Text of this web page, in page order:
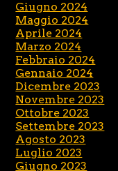
Giugno 2024
Maggio 2024
Aprile 2024
Marzo 2024
Febbraio 2024
Gennaio 2024
Dicembre 2023
Novembre 2023
Ottobre 2023
Settembre 2023
Agosto 2023
Luglio 2023
Giugno 2023